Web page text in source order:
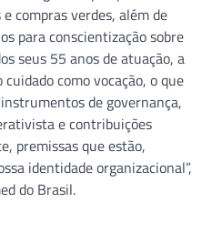
compras verdes, além de
para conscientização sobre
seus 55 anos de atuação, a
como vocação, o que
de governança,
e contribuições
premissas que estão,
identidade organizacional”,
do Brasil.